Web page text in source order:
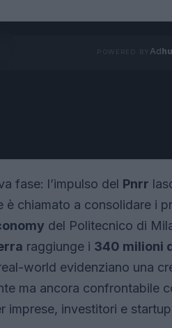
Ad
fase: l’impulso del Pnrr
chiamato a consolidare i
del Politecnico di
raggiunge i 340 milioni
world evidenziano una
ma ancora confrontabile
imprese, investitori e